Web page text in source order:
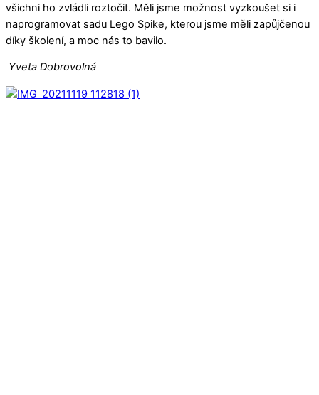
všichni ho zvládli roztočit. Měli jsme možnost vyzkoušet si i
naprogramovat sadu Lego Spike, kterou jsme měli zapůjčenou
díky školení, a moc nás to bavilo.
Yveta Dobrovolná